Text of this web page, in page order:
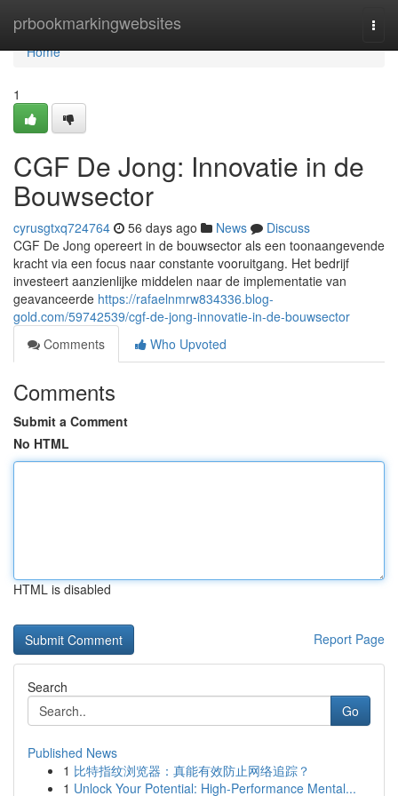
prbookmarkingwebsites
Home
Home
1
CGF De Jong: Innovatie in de
Bouwsector
cyrusgtxq724764 56 days ago News
Discuss
CGF De Jong opereert in de bouwsector als een toonaangevende
kracht via een focus naar constante vooruitgang. Het bedrijf
investeert aanzienlijke middelen naar de implementatie van
geavanceerde https://rafaelnmrw834336.blog-
gold.com/59742539/cgf-de-jong-innovatie-in-de-bouwsector
Comments
Who Upvoted
Comments
Submit a Comment
No HTML
HTML is disabled
Report Page
Search
Go
Published News
1 比特指纹浏览器：真能有效防止网络追踪？
1 Unlock Your Potential: High-Performance Mental...